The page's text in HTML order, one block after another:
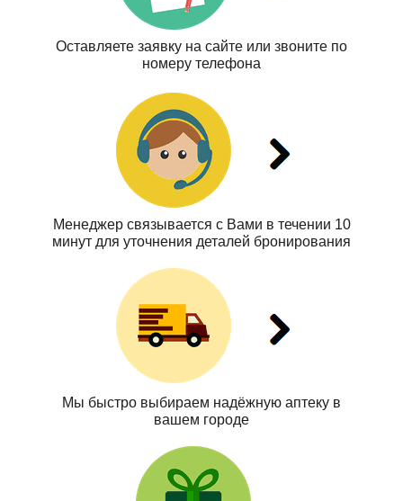
Оставляете заявку на сайте или звоните по
номеру телефона
Менеджер связывается с Вами в течении 10
минут для уточнения деталей бронирования
Мы быстро выбираем надёжную аптеку в
вашем городе